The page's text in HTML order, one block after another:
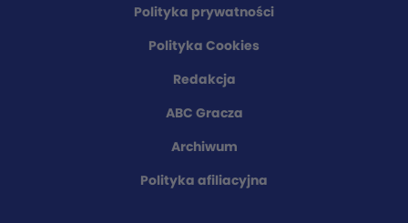
Polityka prywatności
Polityka Cookies
Redakcja
ABC Gracza
Archiwum
Polityka afiliacyjna